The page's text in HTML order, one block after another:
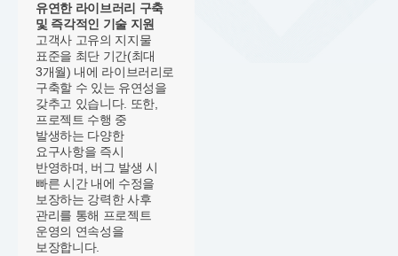
유연한 라이브러리 구축
및 즉각적인 기술 지원
고객사 고유의 지지물
표준을 최단 기간(최대
3개월) 내에 라이브러리로
구축할 수 있는 유연성을
갖추고 있습니다. 또한,
프로젝트 수행 중
발생하는 다양한
요구사항을 즉시
반영하며, 버그 발생 시
빠른 시간 내에 수정을
보장하는 강력한 사후
관리를 통해 프로젝트
운영의 연속성을
보장합니다.